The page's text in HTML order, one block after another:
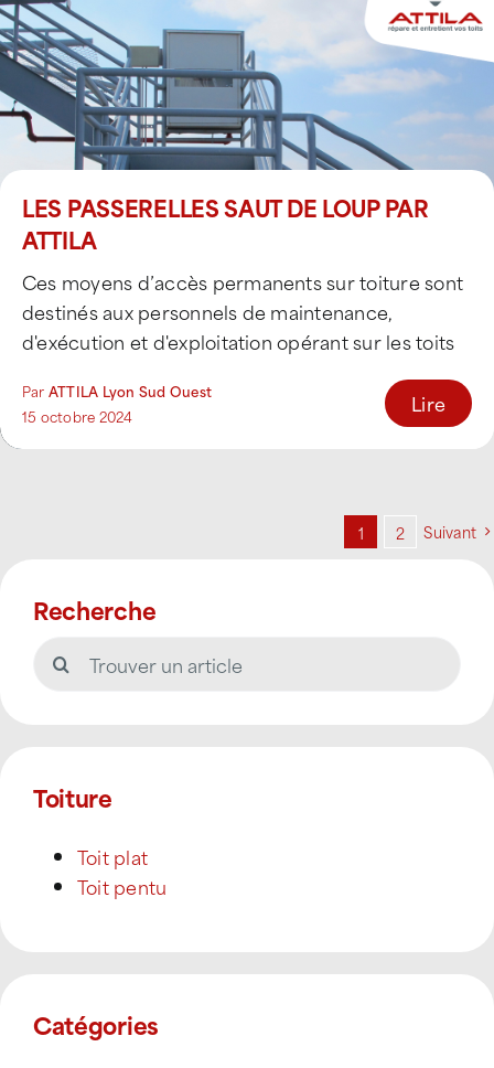
LES PASSERELLES SAUT DE LOUP PAR
ATTILA
Ces moyens d’accès permanents sur toiture sont
destinés aux personnels de maintenance,
d'exécution et d'exploitation opérant sur les toits
Par ATTILA Lyon Sud Ouest
15 octobre 2024
Lire
1 2 Suivant
Recherche
Rechercher:
Toiture
Toit plat
Toit pentu
Catégories